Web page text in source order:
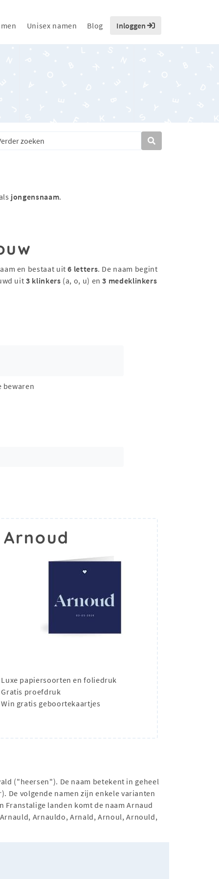
Unisex namen Blog Inloggen
jongensnaam.
en bestaat uit6 letters. De naam begint
uit3 klinkers (a, o, u) en3 medeklinkers
bewaren
papiersoorten en foliedruk
proefdruk
gratis geboortekaartjes
("heersen"). De naam betekent in geheel
De volgende namen zijn enkele varianten
Franstalige landen komt de naam Arnaud
Arnauldo, Arnald, Arnoul, Arnould,